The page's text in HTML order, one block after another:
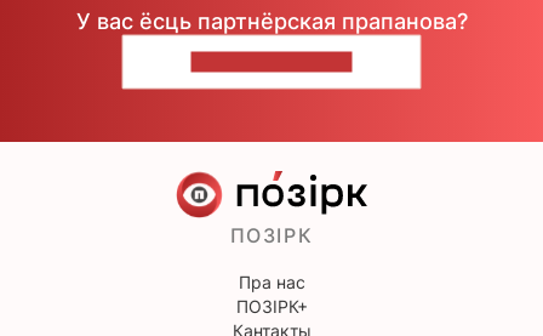
У вас ёсць партнёрская прапанова?
ПОЗІРК
Пра нас
ПОЗІРК+
Кантакты